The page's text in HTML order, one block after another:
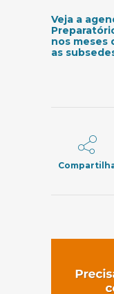
Veja a
nos meses
as